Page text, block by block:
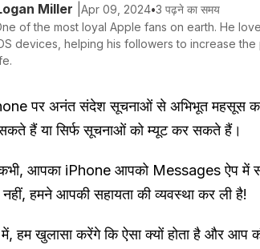
इमेज कनवर्टर >
Miller Apr 09, 2024•3 पढ़ने का समय
of the most loyal Apple fans on earth. He
devices, helping his followers to increase
पर अनंत संदेश सूचनाओं से अभिभूत महसूस
सकते हैं या सिर्फ सूचनाओं को म्यूट कर सकते हैं।
आपका iPhone आपको Messages ऐप में
नहीं, हमने आपकी सहायता की व्यवस्था कर ली है!
में, हम खुलासा करेंगे कि ऐसा क्यों होता है और